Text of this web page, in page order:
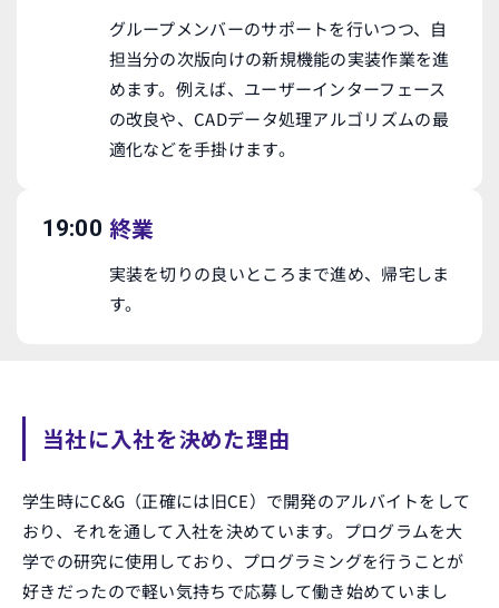
グループメンバーのサポートを行いつつ、自
担当分の次版向けの新規機能の実装作業を進
めます。例えば、ユーザーインターフェース
の改良や、CADデータ処理アルゴリズムの最
適化などを手掛けます。
19:00 終業
実装を切りの良いところまで進め、帰宅しま
す。
当社に入社を決めた理由
学生時にC&G（正確には旧CE）で開発のアルバイトをして
おり、それを通して入社を決めています。プログラムを大
学での研究に使用しており、プログラミングを行うことが
好きだったので軽い気持ちで応募して働き始めていまし